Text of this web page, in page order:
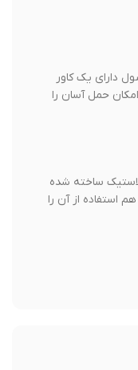
یک کاور
آسان را
ساخته شده
از آن را